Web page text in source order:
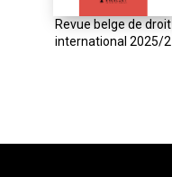
Revue belge de droit
international 2025/2